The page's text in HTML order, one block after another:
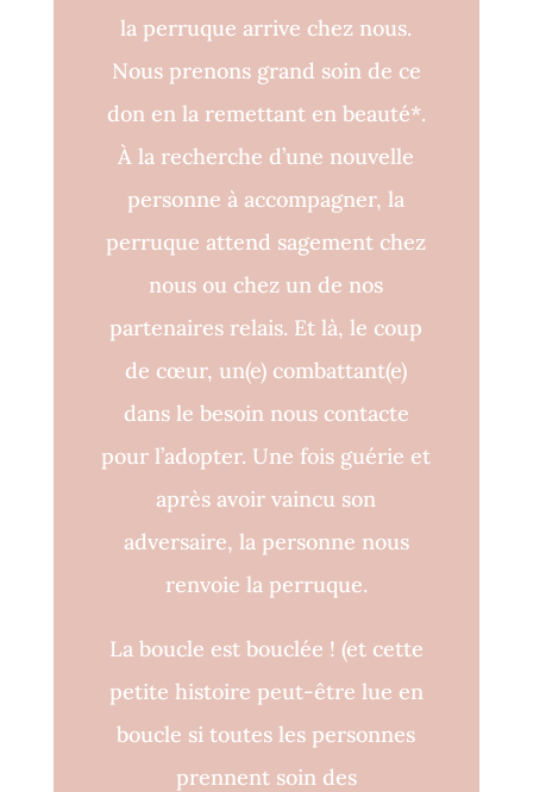
la perruque arrive chez nous.
Nous prenons grand soin de ce
don en la remettant en beauté*.
À la recherche d’une nouvelle
personne à accompagner, la
perruque attend sagement chez
nous ou chez un de nos
partenaires relais. Et là, le coup
de cœur, un(e) combattant(e)
dans le besoin nous contacte
pour l’adopter. Une fois guérie et
après avoir vaincu son
adversaire, la personne nous
renvoie la perruque.
La boucle est bouclée ! (et cette
petite histoire peut-être lue en
boucle si toutes les personnes
prennent soin des